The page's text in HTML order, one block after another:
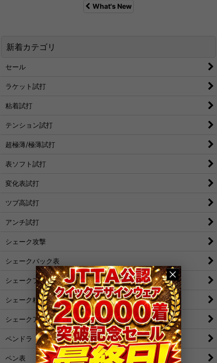
What's New
新着カテゴリ
セール
ラケット試打
粘着試打
テンション試打
超極薄/極薄試打
表ソフト試打
変化表試打
ツブ高試打
アンチ試打
シェーク攻撃
シェークバック表
シェークフォア表
シェーク粒
シェークアンチ
ペンドラ
ペン表